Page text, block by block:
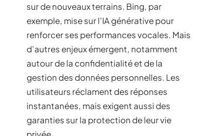
sur de nouveaux terrains. Bing, par
exemple, mise sur l’IA générative pour
renforcer ses performances vocales. Mais
d’autres enjeux émergent, notamment
autour de la confidentialité et de la
gestion des données personnelles. Les
utilisateurs réclament des réponses
instantanées, mais exigent aussi des
garanties sur la protection de leur vie
privée.